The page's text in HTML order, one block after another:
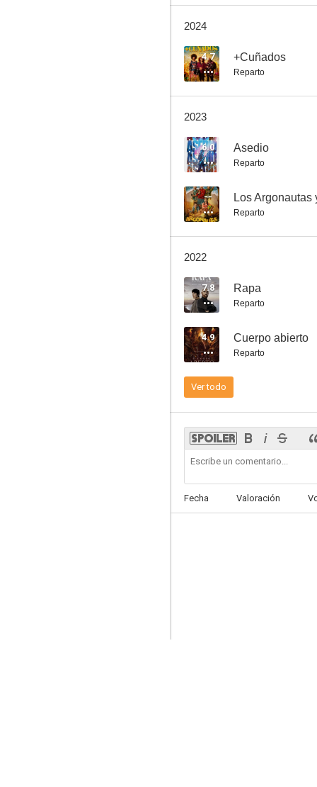
Cuñados
4.9
2024
4.7 +Cuñados
Reparto
2023
6.0 Asedio
Reparto
-- Los Argonautas
Reparto
2022
7.8 Rapa
Reparto
4.9 Cuerpo abierto
Reparto
Ver todo
Fecha Valoración